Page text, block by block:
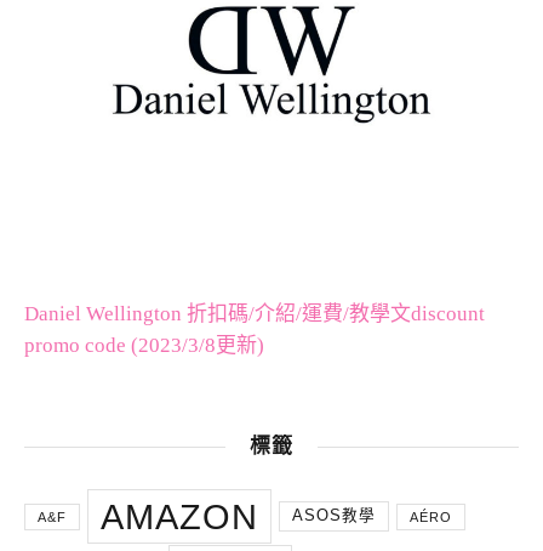
Daniel Wellington 折扣碼/介紹/運費/教學文discount
promo code (2023/3/8更新)
標籤
A&F AMAZON ASOS教學 AÉRO